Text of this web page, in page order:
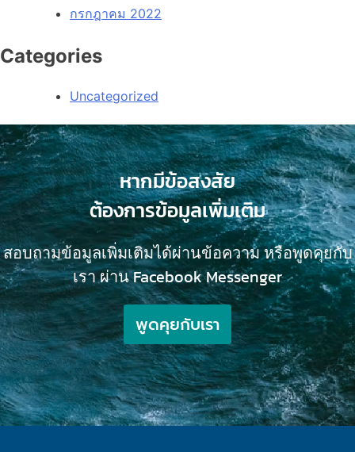
กรกฎาคม 2022
Categories
Uncategorized
หากมีข้อสงสัย
ต้องการข้อมูลเพิ่มเติม
สอบถามข้อมูลเพิ่มเติมได้ผ่านข้อความ หรือพูดคุยกับ
เรา ผ่าน Facebook Messenger
พูดคุยกับเรา